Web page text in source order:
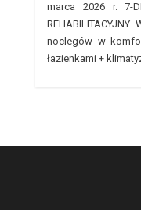
marca 2026 r. 7-
noclegów w
łazienkami +